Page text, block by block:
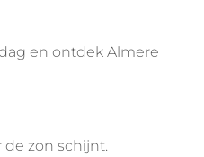
en ontdek Almere
zon schijnt.